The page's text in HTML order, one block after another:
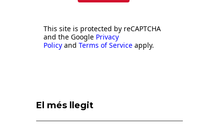
This site is protected by reCAPTCHA
and the Google Privacy
Policy and Terms of Service apply.
El més llegit